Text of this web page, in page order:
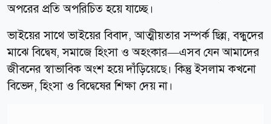
অপরের প্রতি অপরিচিত হয়ে যাচ্ছে।
ভাইয়ের সাথে ভাইয়ের বিবাদ, আত্মীয়তার সম্পর্ক ছিন্ন, বন্ধুদের
মাঝে বিদ্বেষ, সমাজে হিংসা ও অহংকার—এসব যেন আমাদের
জীবনের স্বাভাবিক অংশ হয়ে দাঁড়িয়েছে। কিন্তু ইসলাম কখনো
বিভেদ, হিংসা ও বিদ্বেষের শিক্ষা দেয় না।